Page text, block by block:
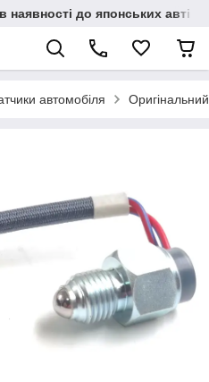
до японських
автомобіля